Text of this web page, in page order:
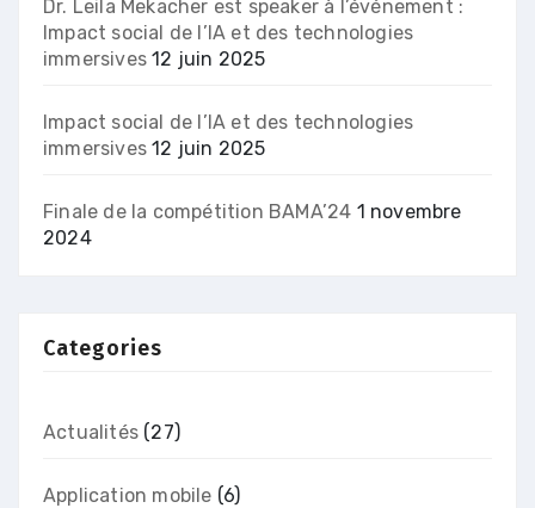
Dr. Leila Mekacher est speaker à l’événement :
Impact social de l’IA et des technologies
immersives 12 juin 2025
Impact social de l’IA et des technologies
immersives 12 juin 2025
Finale de la compétition BAMA’24 1 novembre
2024
Categories
Actualités (27)
Application mobile (6)